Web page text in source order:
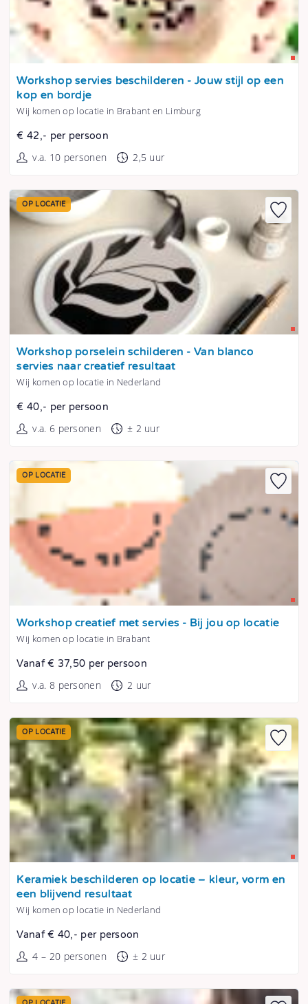
Tonen
Workshop servies beschilderen - Jouw stijl op een
kop en bordje
Wij komen op locatie in Brabant en Limburg
€ 42,- per persoon
v.a. 10 personen 2,5 uur
Tonen
OP LOCATIE
Workshop porselein schilderen - Van blanco
servies naar creatief resultaat
Wij komen op locatie in Nederland
€ 40,- per persoon
v.a. 6 personen ± 2 uur
Tonen
OP LOCATIE
Workshop creatief met servies - Bij jou op locatie
Wij komen op locatie in Brabant
Vanaf € 37,50 per persoon
v.a. 8 personen 2 uur
Tonen
OP LOCATIE
Keramiek beschilderen op locatie – kleur, vorm en
een blijvend resultaat
Wij komen op locatie in Nederland
Vanaf € 40,- per persoon
4 – 20 personen ± 2 uur